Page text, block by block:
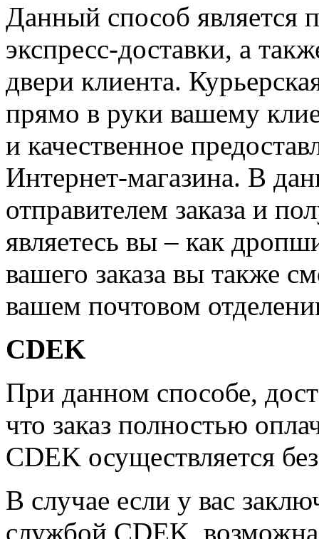
Данный способ является
экспресс-доставки, а
двери клиента.
прямо в руки вашему
и качественное
Интернет-магазина. В
отправителем заказа и
являетесь вы – как
вашего заказа вы также
вашем почтовом
CDEK
При данном способе,
что заказ полностью
CDEK осуществляется
В случае если у вас
службой CDEK,